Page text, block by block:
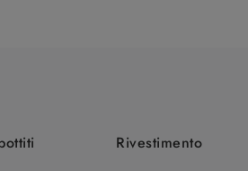
Rivestimento